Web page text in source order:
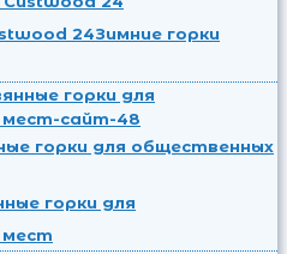
Зимние горки
горки для
мест